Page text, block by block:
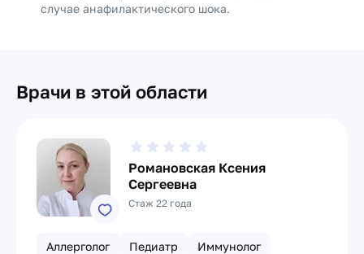
случае анафилактического шока.
Врачи в этой области
Романовская Ксения
Сергеевна
Стаж 22 года
Аллерголог Педиатр Иммунолог